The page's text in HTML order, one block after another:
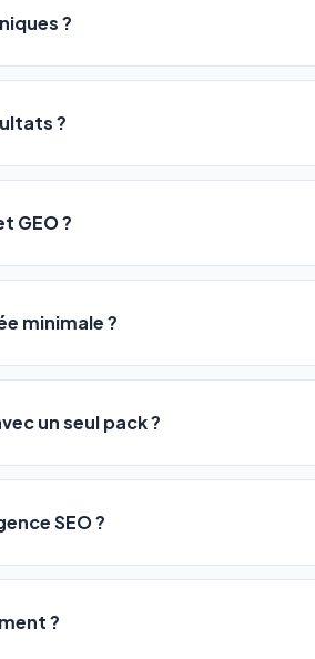
?
être accessible àtous les profils:
pas de configuration complexe —
le logiciel gère tout en automatique
?
de leur positionnement en4
GEO ?
sur les moteurs classiques :
: il fait en sorte que les IA
dans leurs réponses. Notre
minimale ?
à tout moment, directement
73 89 23 94) ou via le support en
un seul pack ?
:
SEO ?
et 3 000€/mois, sans garantie de
et une couverture SEO + GEO que
?